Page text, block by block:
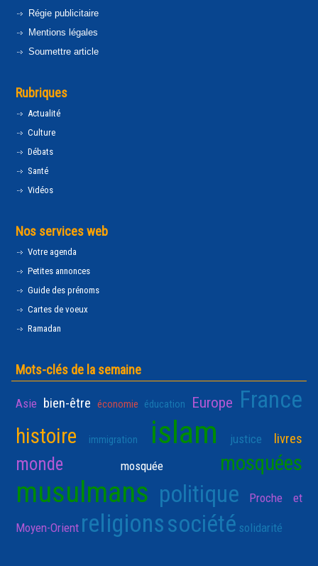
Régie publicitaire
Mentions légales
Soumettre article
Rubriques
Actualité
Culture
Débats
Santé
Vidéos
Nos services web
Votre agenda
Petites annonces
Guide des prénoms
Cartes de voeux
Ramadan
Mots-clés de la semaine
Asie bien-être économie éducation Europe France
histoire immigration islam justice livres
monde mosquée mosquées
musulmans politique Proche et
Moyen-Orient religionssociété solidarité